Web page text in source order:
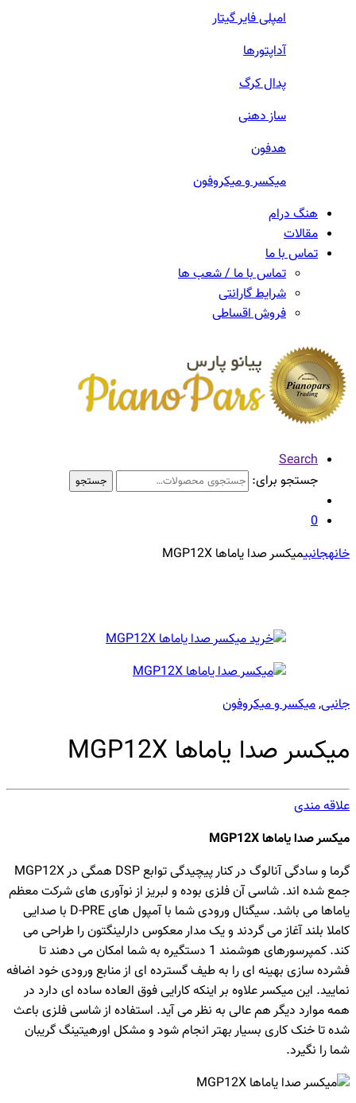
امپلی فایر گیتار
آداپتورها
پدال کرگ
ساز دهنی
هدفون
میکسر و میکروفون
هنگ درام
مقالات
تماس با ما
تماس با ما / شعب ها
شرایط گارانتی
فروش اقساطی
Search
جستجو برای:
جستجو
0
خانهجانبیمیکسر صدا یاماها MGP12X
جانبی,میکسر و میکروفون
میکسر صدا یاماها MGP12X
علاقه مندی
میکسر صدا یاماها MGP12X
گرما و سادگی آنالوگ در کنار پیچیدگی توابع DSP همگی در MGP12X
جمع شده اند. شاسی آن فلزی بوده و لبریز از نوآوری های شرکت معظم
یاماها می باشد. سیگنال ورودی شما با آمپول های D-PRE با صدایی
کاملا بلند آغاز می گردند و یک مدار معکوس دارلینگتون را طراحی می
کند. کمپرسورهای هوشمند 1 دستگیره به شما امکان می دهند تا
فشرده سازی بهینه ای را به طیف گسترده ای از منابع ورودی خود اضافه
نمایید. این میکسر علاوه بر اینکه کارایی فوق العاده ساده ای دارد در
همه موارد دیگر هم عالی به نظر می آید. استفاده از شاسی فلزی باعث
شده تا خنک کاری بسیار بهتر انجام شود و مشکل اورهیتینگ گریبان
شما را نگیرد.